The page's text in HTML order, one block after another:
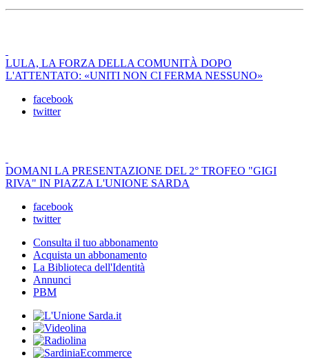
LULA, LA FORZA DELLA COMUNITÀ DOPO
L'ATTENTATO: «UNITI NON CI FERMA NESSUNO»
facebook
twitter
DOMANI LA PRESENTAZIONE DEL 2° TROFEO "GIGI
RIVA" IN PIAZZA L'UNIONE SARDA
facebook
twitter
Consulta il tuo abbonamento
Acquista un abbonamento
La Biblioteca dell'Identità
Annunci
PBM